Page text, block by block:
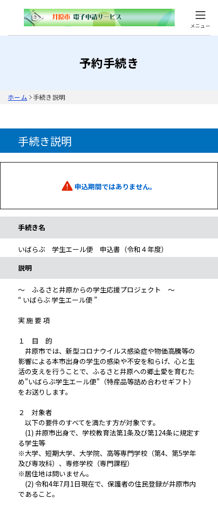
メニュー
予約手続き
ホーム 手続き説明
手続き説明
申込期間ではありません。
手続き名
いばらぶ 学生エール便 申込書（令和４年度）
説明
～ ふるさと井原からの学生応援プロジェクト ～
“ いばらぶ 学生エール便 ”
実 施 要 項
１ 目 的
井原市では、新型コロナウイルス感染症や物価高騰等の
影響による本市出身の学生の感染や不安を和らげ、心と生
活の支えを行うことで、ふるさと井原への郷土愛を育むた
め”いばらぶ学生エール便”（特産品等詰め合わせギフト）
をお送りします。
２ 対象者
以下の要件のすべてを満たす方が対象です。
(1) 井原市出身で、学校教育法第1条及び第124条に規定す
る学生等
※大学、短期大学、大学院、高等専門学校（第4、第5学年
及び専攻科）、専修学校（専門課程）
※居住地は問いません。
(2) 令和4年7月1日現在で、保護者の住民登録が井原市内
であること。